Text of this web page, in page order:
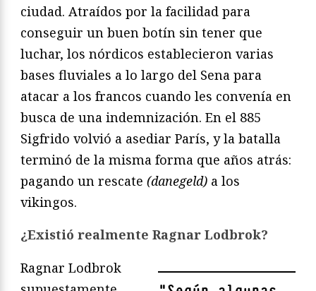
ciudad. Atraídos por la facilidad para
conseguir un buen botín sin tener que
luchar, los nórdicos establecieron varias
bases fluviales a lo largo del Sena para
atacar a los francos cuando les convenía en
busca de una indemnización. En el 885
Sigfrido volvió a asediar París, y la batalla
terminó de la misma forma que años atrás:
pagando un rescate (danegeld) a los
vikingos.
¿Existió realmente Ragnar Lodbrok?
Ragnar Lodbrok